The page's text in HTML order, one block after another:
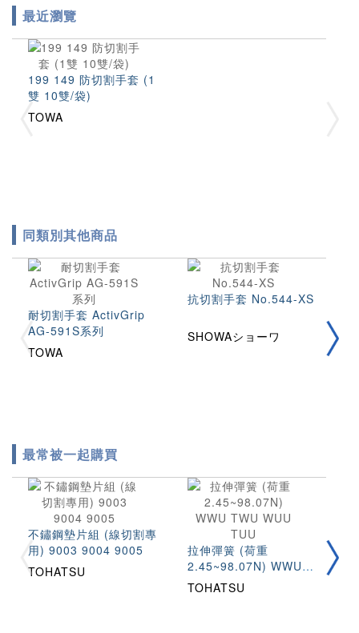
最近瀏覽
199 149 防切割手套 (1
雙 10雙/袋)
TOWA
同類別其他商品
耐切割手套 ActivGrip
AG-591S系列
TOWA
抗切割手套 No.544-XS
SHOWAショーワ
最常被一起購買
不鏽鋼墊片組 (線切割專
用) 9003 9004 9005
TOHATSU
拉伸彈簧 (荷重
2.45~98.07N) WWU
TWU WUU TUU
TOHATSU